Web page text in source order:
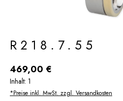
R218.7.55
Regulärer Preis:
469,00 €
Inhalt: 1
*Preise inkl. MwSt. zzgl. Versandkosten